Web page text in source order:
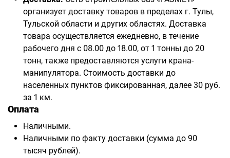
организует доставку товаров в пределах г. Тулы,
Тульской области и других областях. Доставка
товара осуществляется ежедневно, в течение
рабочего дня с 08.00 до 18.00, от 1 тонны до 20
тонн, также предоставляются услуги крана-
манипулятора. Стоимость доставки до
населенных пунктов фиксированная, далее 30 руб.
за 1 км.
Оплата
Наличными.
Наличными по факту доставки (сумма до 90
тысяч рублей).